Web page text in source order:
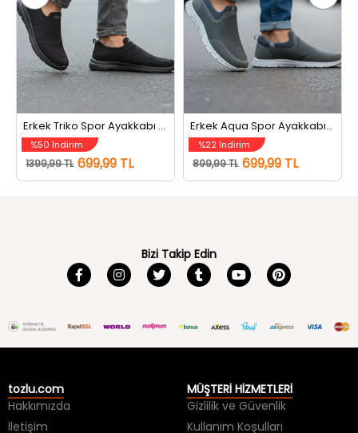
Erkek Triko Spor Ayakkabı Siyah
%50 İndirim
1399,99 TL 699,99 TL
Erkek Aqua Spor Ayakkabı Füme
%22 İndirim
899,99 TL 699,99 TL
Bizi Takip Edin
tozlu.com
Hakkımızda
İletişim
MÜŞTERİ HİZMETLERİ
Gizlilik ve Güvenlik
Kullanım Koşulları